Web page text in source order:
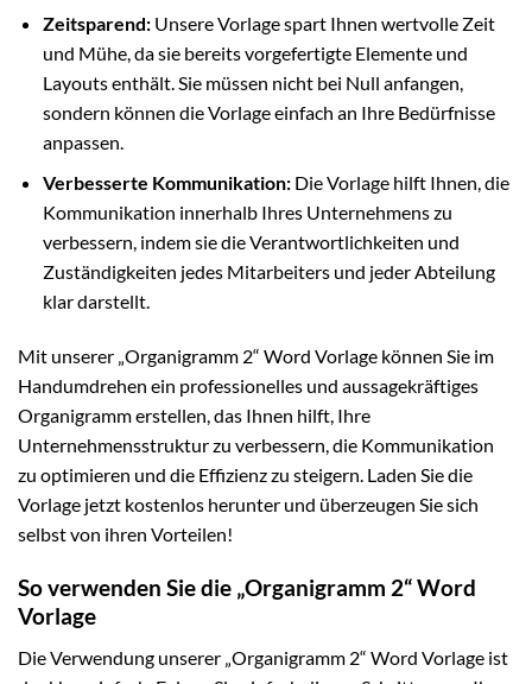
Zeitsparend:Unsere Vorlage spart Ihnen wertvolle Zeit
und Mühe, da sie bereits vorgefertigte Elemente und
Layouts enthält. Sie müssen nicht bei Null anfangen,
sondern können die Vorlage einfach an Ihre Bedürfnisse
anpassen.
Verbesserte Kommunikation:Die Vorlage hilft Ihnen, die
Kommunikation innerhalb Ihres Unternehmens zu
verbessern, indem sie die Verantwortlichkeiten und
Zuständigkeiten jedes Mitarbeiters und jeder Abteilung
klar darstellt.
Mit unserer „Organigramm 2“ Word Vorlage können Sie im
Handumdrehen ein professionelles und aussagekräftiges
Organigramm erstellen, das Ihnen hilft, Ihre
Unternehmensstruktur zu verbessern, die Kommunikation
zu optimieren und die Effizienz zu steigern. Laden Sie die
Vorlage jetzt kostenlos herunter und überzeugen Sie sich
selbst von ihren Vorteilen!
So verwenden Sie die „Organigramm 2“ Word
Vorlage
Die Verwendung unserer „Organigramm 2“ Word Vorlage ist